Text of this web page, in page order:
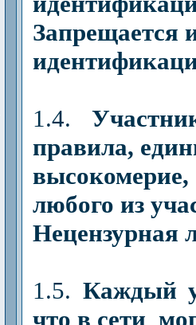
Запрещается
1.4.
правила,
любого из
Нецензурная
1.5. Каждый
что в сети